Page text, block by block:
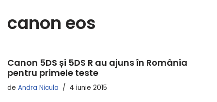
canon eos
Canon 5DS și 5DS R au ajuns în România
pentru primele teste
de Andra Nicula 4 iunie 2015